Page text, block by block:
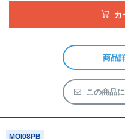
カ
商品
この商品
MOI08PB